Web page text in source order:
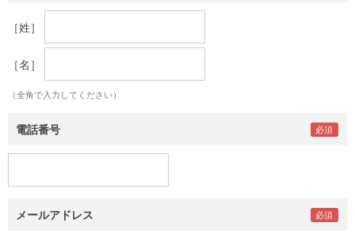
［姓］
［名］
（全角で入力してください）
電話番号
メールアドレス